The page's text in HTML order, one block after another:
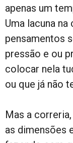
apenas um
Uma lacuna
pensamentos
pressão e ou
colocar nela
ou que já não
Mas a
as dimensões